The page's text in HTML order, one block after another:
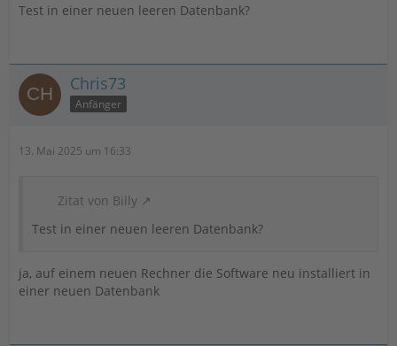
Test in einer neuen leeren Datenbank?
Chris73
Anfänger
13. Mai 2025 um 16:33
Zitat von Billy
Test in einer neuen leeren Datenbank?
ja, auf einem neuen Rechner die Software neu installiert in
einer neuen Datenbank